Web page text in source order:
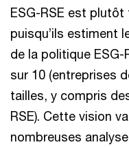
ESG-RSE est
puisqu’ils estiment
de la politique ESG-
sur 10 (entreprises
tailles, y compris
RSE). Cette vision
nombreuses